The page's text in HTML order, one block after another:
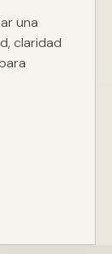
una
claridad